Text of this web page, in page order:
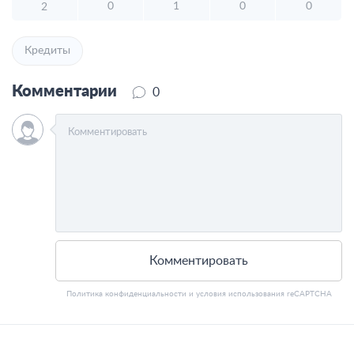
2 0 1 0 0
Кредиты
Комментарии 0
Комментировать
Политика конфиденциальности и условия использования reCAPTCHA